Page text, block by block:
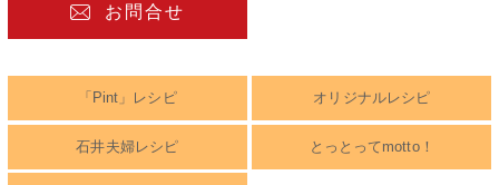
お問合せ
「Pint」レシピ オリジナルレシピ
石井夫婦レシピ とっとってmotto！